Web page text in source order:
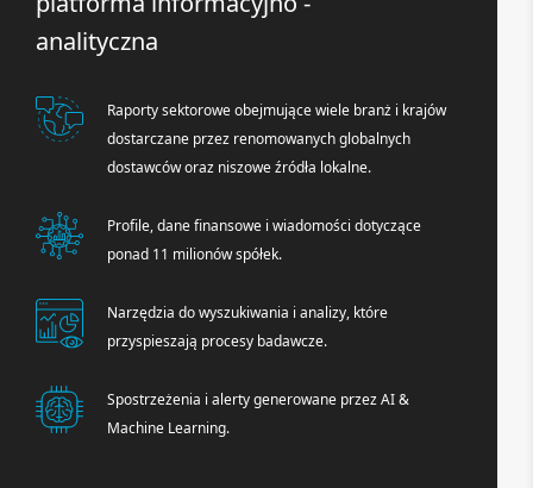
analityczna
Raporty sektorowe obejmujące wiele branż i krajów
dostarczane przez renomowanych globalnych
dostawców oraz niszowe źródła lokalne.
Profile, dane finansowe i wiadomości dotyczące
ponad 11 milionów spółek.
Narzędzia do wyszukiwania i analizy, które
przyspieszają procesy badawcze.
Spostrzeżenia i alerty generowane przez AI &
Machine Learning.